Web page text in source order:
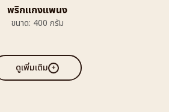
พริกแกงแพนง
ขนาด: 400 กรัม
ดูเพิ่มเติม